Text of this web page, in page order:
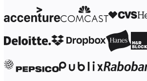
Обучение Reforge
Сообщество и поддержка
Центр поддержки
Сообщество
Профессиональные